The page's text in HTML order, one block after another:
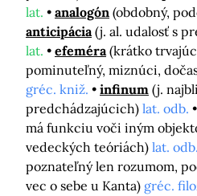
lat.
analogón (obdobný,
anticipácia (j. al. udalosť s
lat.
efeméra (krátko
pominuteľný, miznúci,
gréc. kniž.
infinum (j.
predchádzajúcich) lat. odb.
má funkciu voči iným
vedeckých teóriách) lat. odb.
poznateľný len rozumom,
vec o sebe u Kanta) gréc.